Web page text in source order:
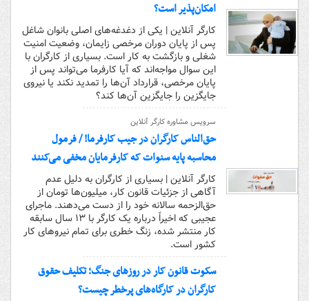
امکان‌پذیر است؟
کارگر آنلاین | یکی از دغدغه‌های اصلی بانوان شاغل
پس از پایان دوران مرخصی زایمان، وضعیت امنیت
شغلی و بازگشت به کار است. بسیاری از کارگران با
این سوال مواجه‌اند که آیا کارفرما می‌تواند پس از
پایان مرخصی، قرارداد آن‌ها را تمدید نکند یا نیروی
جایگزین را جایگزین آن‌ها کند؟
سرویس مشاوره کارگر آنلاین
حق‌الناس کارگران در جیب کارفرما! / فرمول
محاسبه پایه سنوات که کارفرمایان مخفی می‌کنند
کارگر آنلاین | بسیاری از کارگران به دلیل عدم
آگاهی از جزئیات قانون کار، میلیون‌ها تومان از
حق‌الزحمه سالانه خود را از دست می‌دهند. ماجرای
عجیبی که اخیراً درباره یک کارگر با ۱۳ سال سابقه
کار منتشر شده، زنگ خطری برای تمام نیروهای کار
کشور است.
سکوت قانون کار در روزهای جنگ؛ تکلیف حقوق
کارگران در کارگاه‌های پرخطر چیست؟